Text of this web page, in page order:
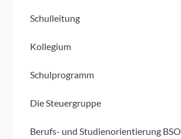
Schulleitung
Kollegium
Schulprogramm
Die Steuergruppe
Berufs- und Studienorientierung BSO